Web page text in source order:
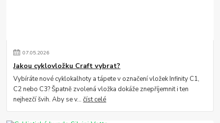
07.05.2026
Jakou cyklovložku Craft vybrat?
Vybíráte nové cyklokalhoty a tápete v označení vložek Infinity C1,
C2 nebo C3? Špatně zvolená vložka dokáže znepříjemnit i ten
nejhezčí švih. Aby se v...číst celé